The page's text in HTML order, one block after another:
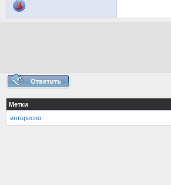
Метки
интересно